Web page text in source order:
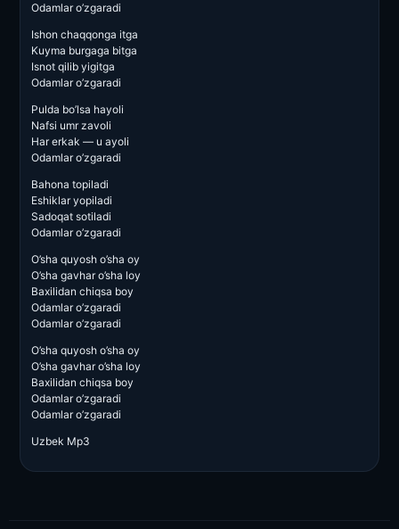
Odamlar o’zgaradi
Ishon chaqqonga itga
Kuyma burgaga bitga
Isnot qilib yigitga
Odamlar o’zgaradi
Pulda bo’lsa hayoli
Nafsi umr zavoli
Har erkak — u ayoli
Odamlar o’zgaradi
Bahona topiladi
Eshiklar yopiladi
Sadoqat sotiladi
Odamlar o’zgaradi
O’sha quyosh o’sha oy
O’sha gavhar o’sha loy
Baxilidan chiqsa boy
Odamlar o’zgaradi
Odamlar o’zgaradi
O’sha quyosh o’sha oy
O’sha gavhar o’sha loy
Baxilidan chiqsa boy
Odamlar o’zgaradi
Odamlar o’zgaradi
Uzbek Mp3